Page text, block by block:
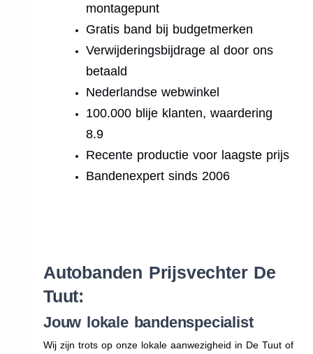
montagepunt
Gratis band bij budgetmerken
Verwijderingsbijdrage al door ons
betaald
Nederlandse webwinkel
100.000 blije klanten, waardering
8.9
Recente productie voor laagste prijs
Bandenexpert sinds 2006
Autobanden Prijsvechter De
Tuut:
Jouw lokale bandenspecialist
Wij zijn trots op onze lokale aanwezigheid in De Tuut of